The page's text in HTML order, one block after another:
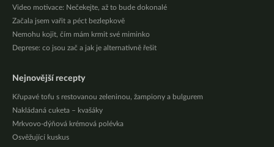
Video motivace: Nečekejte, až to bude dokonalé
Začala jsem vařit a péct bezlepkově
Nemohu kojit, čím mám krmit své miminko
Deprese: co jsou zač a jak je alternativně řešit
Nejnovější recepty
Křupavé tofu s restovanou zeleninou, žampiony a bulgurem
Nakládaná cuketa – kvašáky
Mrkvovo-dýňová krémová polévka
Osvěžující kuskus